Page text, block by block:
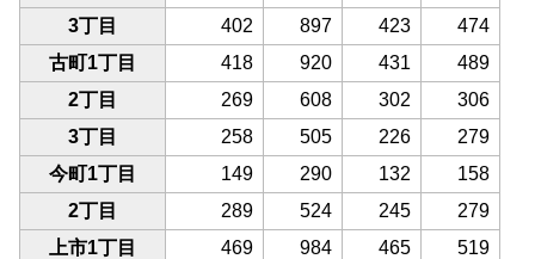
3丁目
402 897 423
474
古町1丁目
418 920 431
489
2丁目
269 608 302
306
3丁目
258 505 226
279
今町1丁目
149 290 132
158
2丁目
289 524 245
279
上市1丁目
469 984 465
519